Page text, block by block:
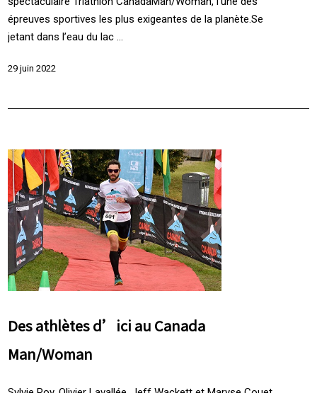
épreuves sportives les plus exigeantes de la planète.Se
jetant dans l’eau du lac ...
29 juin 2022
Des athlètes d’ici au Canada
Man/Woman